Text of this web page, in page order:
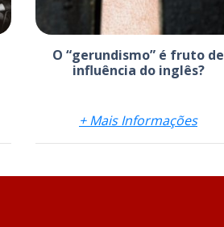
O “gerundismo” é fruto de
influência do inglês?
+ Mais Informações